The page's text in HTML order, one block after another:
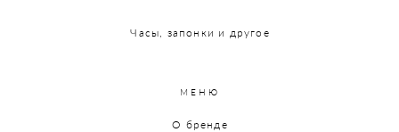
Часы, запонки и другое
МЕНЮ
О бренде